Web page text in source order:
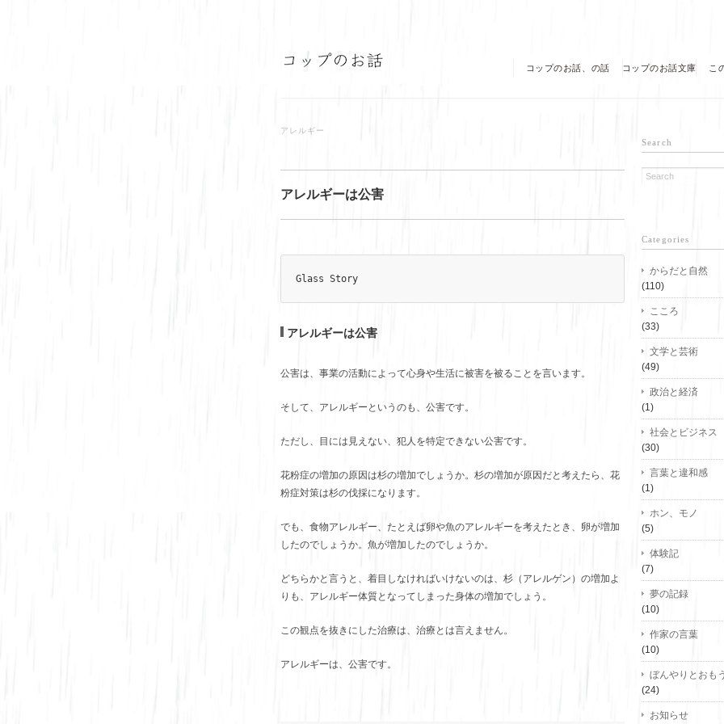
コップのお話、の話 コップのお話文庫 こ
アレルギー
アレルギーは公害
Glass Story
アレルギーは公害
公害は、事業の活動によって心身や生活に被害を被ることを言います。
そして、アレルギーというのも、公害です。
ただし、目には見えない、犯人を特定できない公害です。
花粉症の増加の原因は杉の増加でしょうか。杉の増加が原因だと考えたら、花
粉症対策は杉の伐採になります。
でも、食物アレルギー、たとえば卵や魚のアレルギーを考えたとき、卵が増加
したのでしょうか。魚が増加したのでしょうか。
どちらかと言うと、着目しなければいけないのは、杉（アレルゲン）の増加よ
りも、アレルギー体質となってしまった身体の増加でしょう。
この観点を抜きにした治療は、治療とは言えません。
アレルギーは、公害です。
Search
Categories
からだと自然
(110)
こころ
(33)
文学と芸術
(49)
政治と経済
(1)
社会とビジネス
(30)
言葉と違和感
(1)
ホン、モノ
(5)
体験記
(7)
夢の記録
(10)
作家の言葉
(10)
ぼんやりとおも
(24)
お知らせ